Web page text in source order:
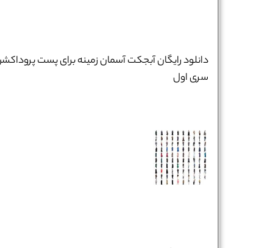
دانلود رایگان آبجکت آسمان زمینه برای پست
سری اول